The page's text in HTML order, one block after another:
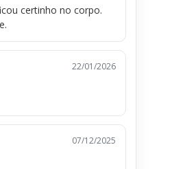
certinho no corpo.
22/01/2026
07/12/2025